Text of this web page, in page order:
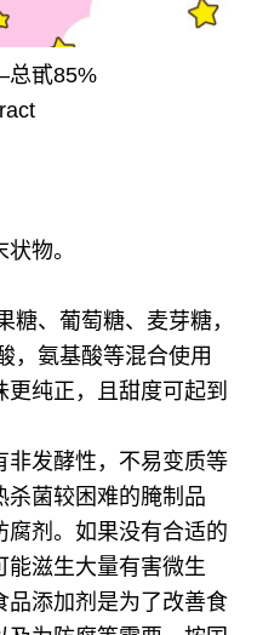
甙85%
物。
糖、葡萄糖、麦芽糖，
，氨基酸等混合使用
纯正，且甜度可起到
非发酵性，不易变质等
杀菌较困难的腌制品
腐剂。如果没有合适的
能滋生大量有害微生
品添加剂是为了改善食